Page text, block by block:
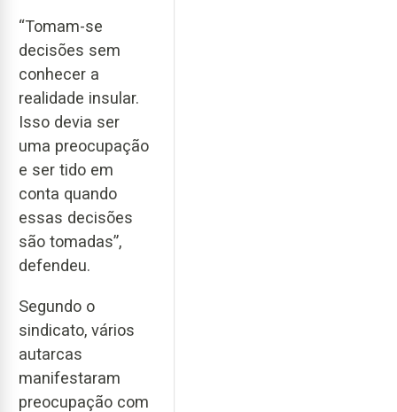
“Tomam-se
decisões sem
conhecer a
realidade insular.
Isso devia ser
uma preocupação
e ser tido em
conta quando
essas decisões
são tomadas”,
defendeu.
Segundo o
sindicato, vários
autarcas
manifestaram
preocupação com